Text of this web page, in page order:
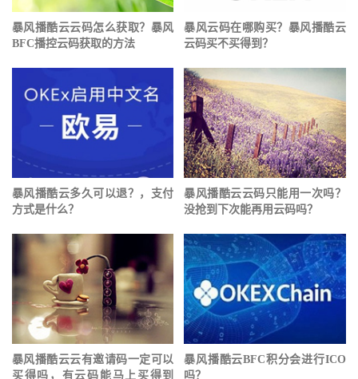
暴风播酷云云码怎么获取？暴风
BFC播控云码获取的方法
暴风云码在哪购买？暴风播酷云
云码买不买得到？
暴风播酷云多久可以退？，支付
方式是什么？
暴风播酷云云码只能用一次吗？
没抢到下次能再用云码吗？
暴风播酷云云有邀请码一定可以
买得吗，有云码能马上买得到
暴风播酷云BFC积分会进行ICO
吗？